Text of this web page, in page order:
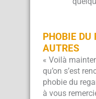
PHOBIE DU
AUTRES
« Voilà
qu’on s’est
phobie du
à vous